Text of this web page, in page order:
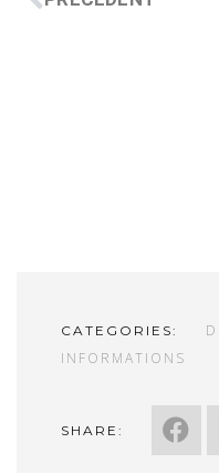
CATEGORIES:
INFORMATIONS
SHARE: